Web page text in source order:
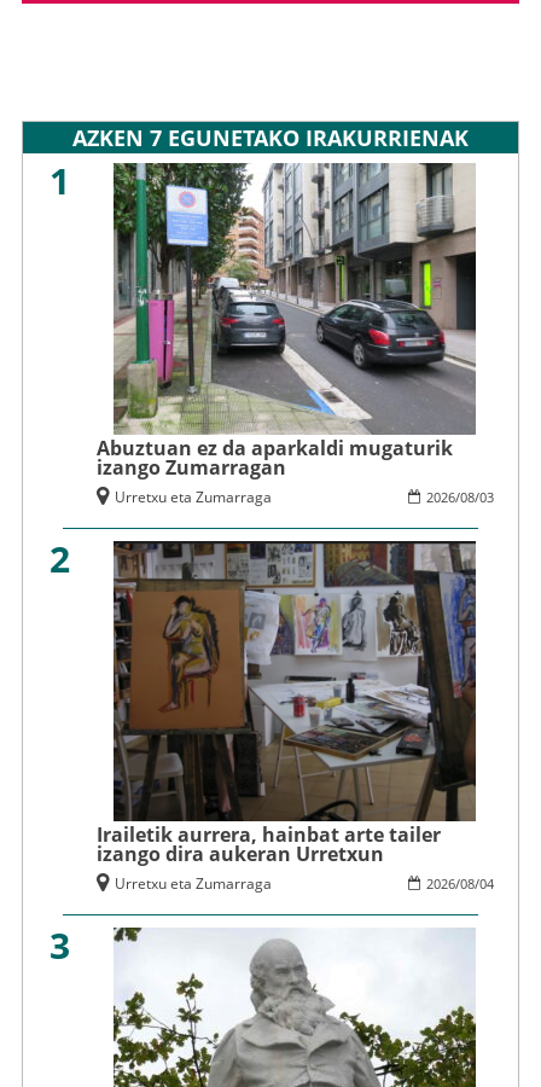
AZKEN 7 EGUNETAKO IRAKURRIENAK
1
Abuztuan ez da aparkaldi mugaturik
izango Zumarragan
2026/08/03
Urretxu eta Zumarraga
2
Irailetik aurrera, hainbat arte tailer
izango dira aukeran Urretxun
2026/08/04
Urretxu eta Zumarraga
3